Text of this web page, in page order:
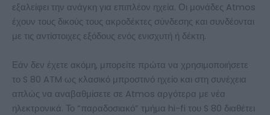
εξαλείφει την ανάγκη για επιπλέον ηχεία. Οι μονάδες Atmos
έχουν τους δικούς τους ακροδέκτες σύνδεσης και συνδέονται
με τις αντίστοιχες εξόδους ενός ενισχυτή ή δέκτη.
Εάν δεν έχετε ακόμη, μπορείτε πρώτα να χρησιμοποιήσετε
το S 80 ATM ως κλασικό μπροστινό ηχείο και στη συνέχεια
απλώς να αναβαθμίσετε σε Atmos αργότερα με νέα
ηλεκτρονικά. Το “παραδοσιακό” τμήμα hi-fi του S 80 διαθέτει